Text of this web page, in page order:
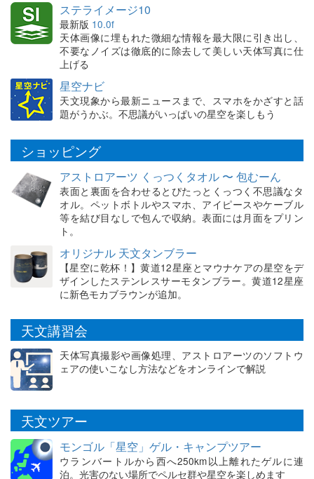
ステライメージ10
最新版 10.0f
天体画像に埋もれた微細な情報を最大限に引き出し、
不要なノイズは徹底的に除去して美しい天体写真に仕
上げる
星空ナビ
天文現象から最新ニュースまで、スマホをかざすと話
題がうかぶ。不思議がいっぱいの星空を楽しもう
ショッピング
アストロアーツ くっつくタオル 〜 包むーん
表面と裏面を合わせるとぴたっとくっつく不思議なタ
オル。ペットボトルやスマホ、アイピースやケーブル
等を結び目なしで包んで収納。表面には月面をプリン
ト。
オリジナル 天文タンブラー
【星空に乾杯！】黄道12星座とマウナケアの星空をデ
ザインしたステンレスサーモタンブラー。黄道12星座
に新色モカブラウンが追加。
天文講習会
天体写真撮影や画像処理、アストロアーツのソフトウ
ェアの使いこなし方法などをオンラインで解説
天文ツアー
モンゴル「星空」ゲル・キャンプツアー
ウランバートルから西へ250km以上離れたゲルに連
泊。光害のない場所でペルセ群や星空を楽しめます